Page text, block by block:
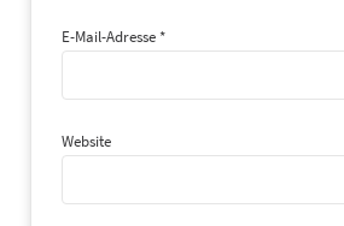
E-Mail-Adresse *
Website